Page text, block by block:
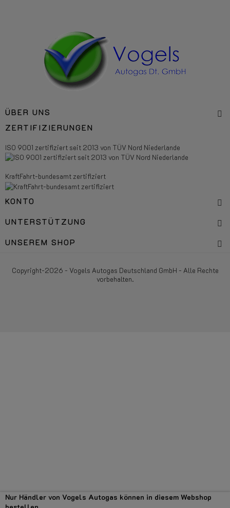
Nur Händler von Vogels Autogas können in diesem Webshop
ÜBER UNS
ZERTIFIZIERUNGEN
ISO 9001 zertifiziert seit 2013 von TÜV Nord Niederlande
KraftFahrt-bundesamt zertifiziert
KONTO
UNTERSTÜTZUNG
UNSEREM SHOP
Copyright-2026 - Vogels Autogas Deutschland GmbH - Alle Rechte
vorbehalten.